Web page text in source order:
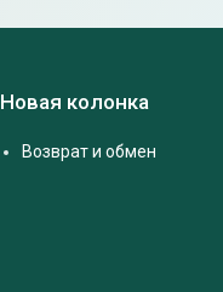
Новая колонка
Возврат и обмен